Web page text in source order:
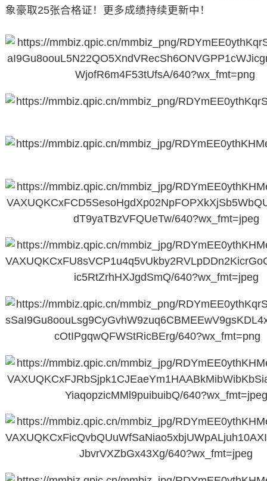
象豪取25张合格证！更多成绩持续更新中！